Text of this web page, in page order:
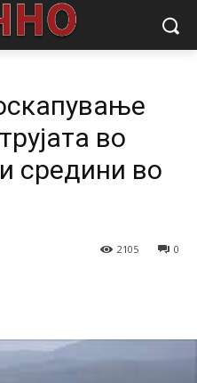
на цената на струјата
во
средини во
0
2105